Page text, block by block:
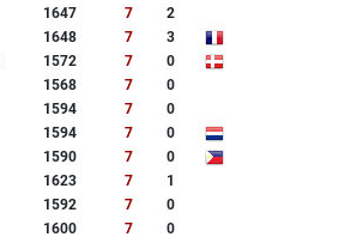
1647 7
2
1648 7
3
1572 7
0
1568 7
0
1594 7
0
1594 7
0
1590 7
0
1623 7
1
1592 7
0
1600 7
0